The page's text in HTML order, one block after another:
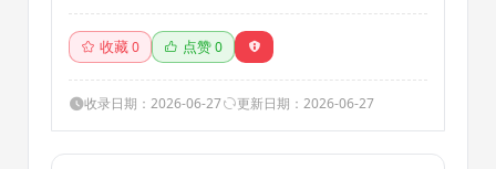
收藏0 点赞0
收录日期：2026-06-27 更新日期：2026-06-27